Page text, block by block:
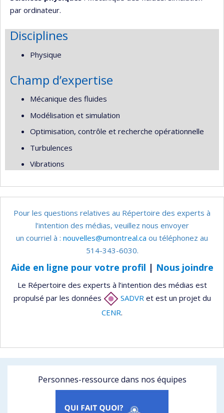
par ordinateur.
Disciplines
Physique
Champ d’expertise
Mécanique des fluides
Modélisation et simulation
Optimisation, contrôle et recherche opérationnelle
Turbulences
Vibrations
Pour les questions relatives au Répertoire des experts à
l’intention des médias, veuillez nous envoyer
un courriel à : nouvelles@umontreal.ca ou téléphonez au
514-343-6030.
Aide en ligne pour votre profil | Nous joindre
Le Répertoire des experts à l’intention des médias est
propulsé par les données
SADVR et est un projet du
CENR.
Personnes-ressource dans nos équipes